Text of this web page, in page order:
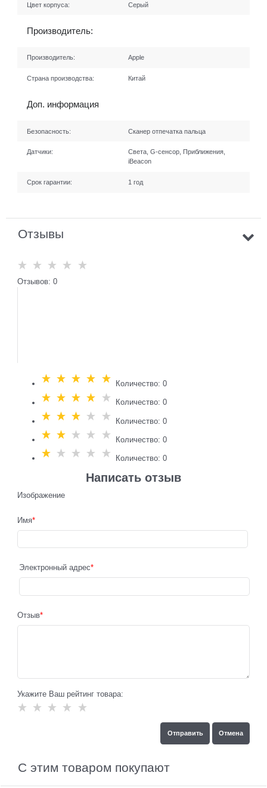
Цвет корпуса: Серый
Производитель:
Производитель: Apple
Страна производства: Китай
Доп. информация
Безопасность: Сканер отпечатка пальца
Датчики:
Света, G-сенсор, Приближения,
iBeacon
Срок гарантии: 1 год
Отзывы
Отзывов: 0
Количество: 0
Количество: 0
Количество: 0
Количество: 0
Количество: 0
Написать отзыв
Изображение
Имя
Электронный адрес
Отзыв
Укажите Ваш рейтинг товара:
С этим товаром покупают